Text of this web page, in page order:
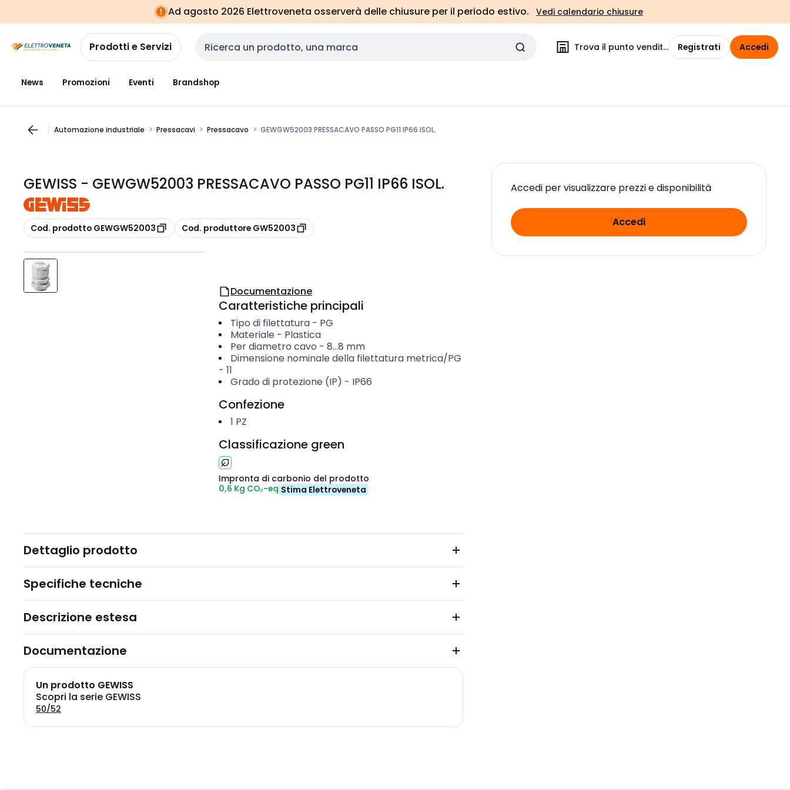
navigazionealla
pagina
Ad agosto 2026 Elettroveneta osserverà delle chiusure per il periodo estivo. Vedi calendario chiusure
Prodotti e Servizi Cerca input Trova il punto vendita Registrati Accedi
News Promozioni Eventi Brandshop
Automazione industriale Pressacavi Pressacavo GEWGW52003 PRESSACAVO PASSO PG11 IP66 ISOL.
GEWISS - GEWGW52003 PRESSACAVO PASSO PG11 IP66 ISOL.
copia
Cod. prodotto GEWGW52003 copia
Cod. produttore GW52003
Accedi per visualizzare prezzi e disponibilità
Accedi
Documentazione
Caratteristiche principali
Tipo di filettatura- PG
Materiale - Plastica
Per diametro cavo - 8...8 mm
Dimensione nominale della filettatura metrica/PG
- 11
Grado di protezione (IP) - IP66
Confezione
1 PZ
Classificazione green
Impronta di carbonio del prodotto
0,6 Kg CO₂-eq Stima Elettroveneta
Dettaglio prodotto
Specifiche tecniche
Descrizione estesa
Documentazione
Un prodotto GEWISS
Scopri la serie GEWISS
50/52